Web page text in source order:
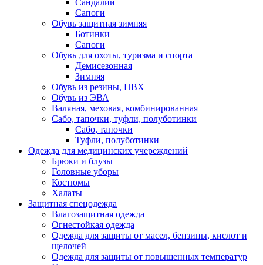
Сандалии
Сапоги
Обувь защитная зимняя
Ботинки
Сапоги
Обувь для охоты, туризма и спорта
Демисезонная
Зимняя
Обувь из резины, ПВХ
Обувь из ЭВА
Валяная, меховая, комбинированная
Сабо, тапочки, туфли, полуботинки
Сабо, тапочки
Туфли, полуботинки
Одежда для медицинских учереждений
Брюки и блузы
Головные уборы
Костюмы
Халаты
Защитная спецодежда
Влагозащитная одежда
Огнестойкая одежда
Одежда для защиты от масел, бензины, кислот и
щелочей
Одежда для защиты от повышенных температур